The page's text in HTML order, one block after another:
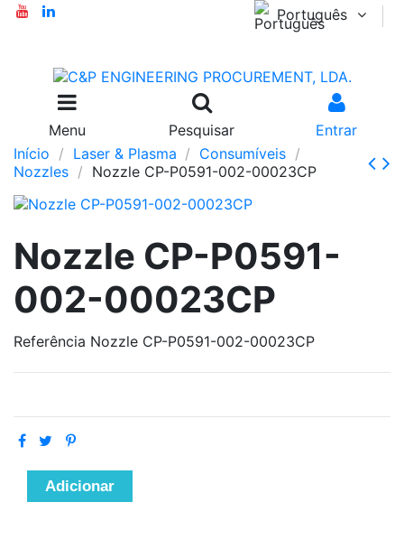
Português
Menu Pesquisar
Entrar
Início
Laser & Plasma
Consumíveis
Nozzles
Nozzle CP-P0591-002-00023CP
Nozzle CP-P0591-
002-00023CP
Referência Nozzle CP-P0591-002-00023CP
Adicionar